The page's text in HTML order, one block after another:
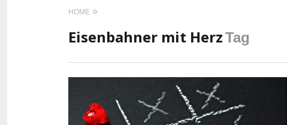
HOME
Eisenbahner mit HerzTag